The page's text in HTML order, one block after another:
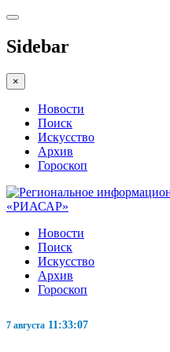
Sidebar
×
Новости
Поиск
Искусство
Архив
Гороскоп
«РИАСАР»
Новости
Поиск
Искусство
Архив
Гороскоп
7 августа 11:33:08